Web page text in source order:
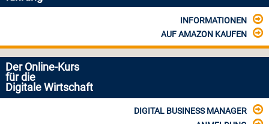
INFORMATIONEN
AUF AMAZON KAUFEN
Der Online-Kurs
für die
Digitale Wirtschaft
DIGITAL BUSINESS MANAGER